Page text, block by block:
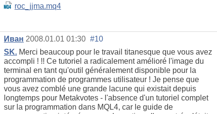
roc_jjma.mq4
Иван 2008.01.01 01:30 #10
SK. Merci beaucoup pour le travail titanesque que vous avez
accompli ! !! Ce tutoriel a radicalement amélioré l'image du
terminal en tant qu'outil généralement disponible pour la
programmation de programmes utilisateur ! Je pense que
vous avez comblé une grande lacune qui existait depuis
longtemps pour Metakvotes - l'absence d'un tutoriel complet
sur la programmation dans MQL4, car le guide de